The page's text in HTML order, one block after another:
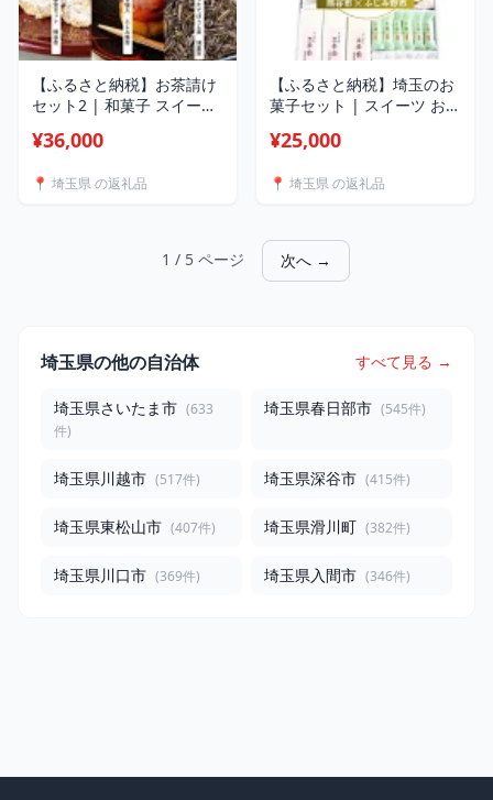
【ふるさと納税】お茶請け
セット2 | 和菓子 スイート
宝 早川ポテト 立川園 お菓
茶菓子 お茶請け 焙煎 炒り
¥36,000
📍 埼玉県 の返礼品
【ふるさと納税】埼玉のお
菓子セット | スイーツ お菓
スイートポテト ポテト さ
玉県庁
¥25,000
📍 埼玉県 の返礼品
1 / 5 ページ 次へ →
埼玉県の他の自治体 すべて見る →
埼玉県さいたま市 (633
件)
埼玉県春日部市 (545件)
埼玉県川越市 (517件) 埼玉県深谷市 (415件)
埼玉県東松山市 (407件) 埼玉県滑川町 (382件)
埼玉県川口市 (369件) 埼玉県入間市 (346件)